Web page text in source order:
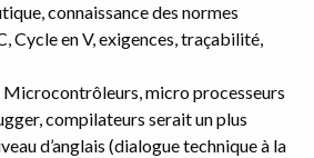
connaissance des normes
Cycle en V, exigences, traçabilité,
Microcontrôleurs, micro processeurs
compilateurs serait un plus
d’anglais (dialogue technique à la